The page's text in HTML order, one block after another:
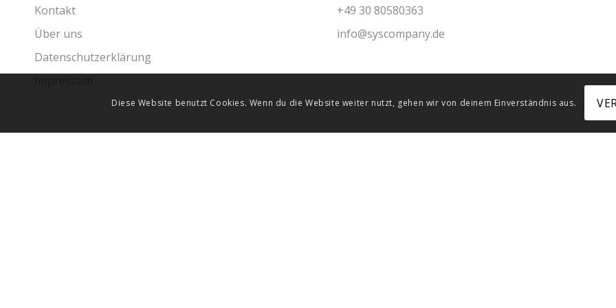
Kontakt
Über uns
Datenschutzerklärung
+49 30 80580363
info@syscompany.de
Diese Website benutzt Cookies. Wenn du die Website weiter nutzt, gehen wir von deinem Einverständnis aus.